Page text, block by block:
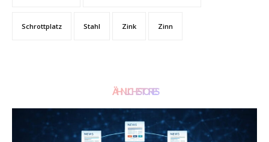
Schrottplatz Stahl Zink Zinn
ÄHNLICHE STORIES